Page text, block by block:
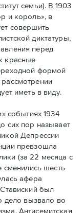
семьи). В 1903
и король», в
совершить
диктатуры,
перед
красные
формой
иметь в виду.
событиях 1934
сих пор называет
Депрессии
превзошла
(за 22 месяца с
сменились шесть
афера
был
дело вызвало во
Антисемитская